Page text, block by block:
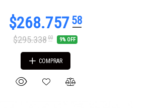
$295.33800 9% OFF
COMPRAR